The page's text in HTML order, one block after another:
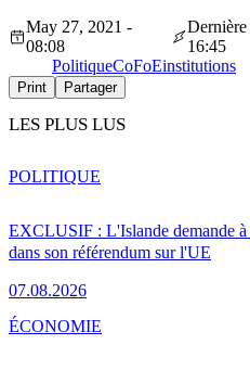
May 27, 2021 -
08:08
16:45
PolitiqueCoFoEinstitutions
Print Partager
LES PLUS LUS
EXCLUSIF : L'Islande demande à
dans son référendum sur l'UE
07.08.2026
POLITIQUE
ÉCONOMIE